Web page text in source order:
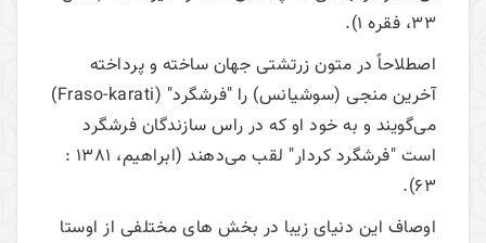
33، فقره 1).
اصطلاحاً در متون زرتشتی جهان ساخته و پرداخته
آخرین منجی (سوشیانس) را "فرشگرد" (Fraso-karati)
می‌گویند و به خود او که در راس سازندگان فرشگرد
است "فرشگرد کردار" لقب می‌دهند (ابراهیم، 1381 :
63).
اوصاف این دنیای زیبا در بخش های مختلفی از اوستا